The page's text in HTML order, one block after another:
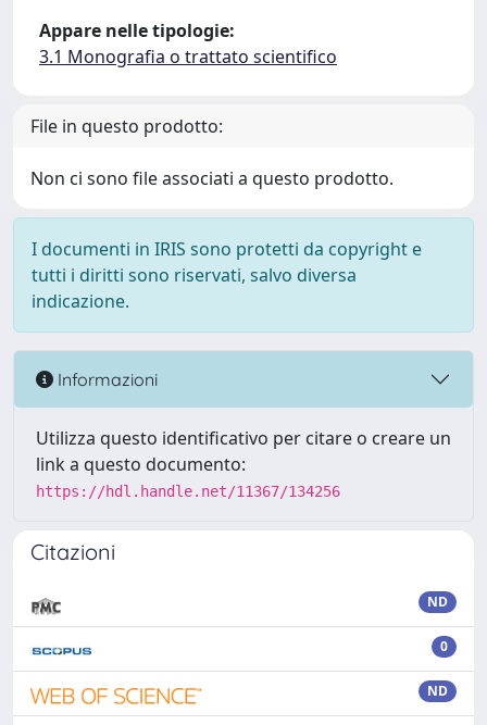
Appare nelle tipologie:
3.1 Monografia o trattato scientifico
File in questo prodotto:
Non ci sono file associati a questo prodotto.
I documenti in IRIS sono protetti da copyright e
tutti i diritti sono riservati, salvo diversa
indicazione.
Informazioni
Utilizza questo identificativo per citare o creare un
link a questo documento:
https://hdl.handle.net/11367/134256
Citazioni
ND
0
ND